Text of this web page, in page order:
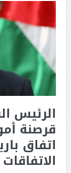
الرئيس
قرصنة
اتفاق
الاتفاقات